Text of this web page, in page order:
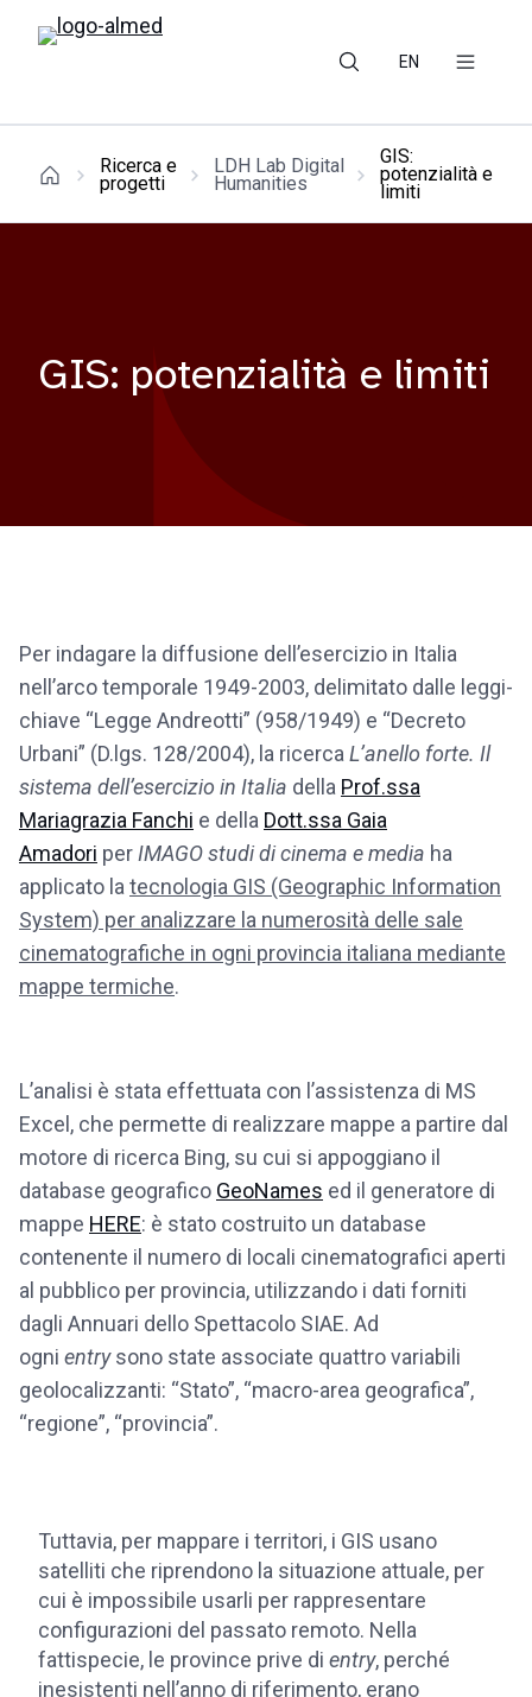
EN
Ricerca e
progetti
LDH Lab Digital
Humanities
GIS:
potenzialità e
limiti
GIS: potenzialità e limiti
Per indagare la diffusione dell’esercizio in Italia
nell’arco temporale 1949-2003, delimitato dalle leggi-
chiave “Legge Andreotti” (958/1949) e “Decreto
Urbani” (D.lgs. 128/2004), la ricerca L’anello forte. Il
sistema dell’esercizio in Italia della Prof.ssa
Mariagrazia Fanchi e della Dott.ssa Gaia
Amadori per IMAGO studi di cinema e media ha
applicato la tecnologia GIS (Geographic Information
System) per analizzare la numerosità delle sale
cinematografiche in ogni provincia italiana mediante
mappe termiche.
L’analisi è stata effettuata con l’assistenza di MS
Excel, che permette di realizzare mappe a partire dal
motore di ricerca Bing, su cui si appoggiano il
database geografico GeoNames ed il generatore di
mappe HERE: è stato costruito un database
contenente il numero di locali cinematografici aperti
al pubblico per provincia, utilizzando i dati forniti
dagli Annuari dello Spettacolo SIAE. Ad
ogni entrysono state associate quattro variabili
geolocalizzanti: “Stato”, “macro-area geografica”,
“regione”, “provincia”.
Tuttavia, per mappare i territori, i GIS usano
satelliti che riprendono la situazione attuale, per
cui è impossibile usarli per rappresentare
configurazioni del passato remoto. Nella
fattispecie, le province prive di entry, perché
inesistenti nell’anno di riferimento, erano